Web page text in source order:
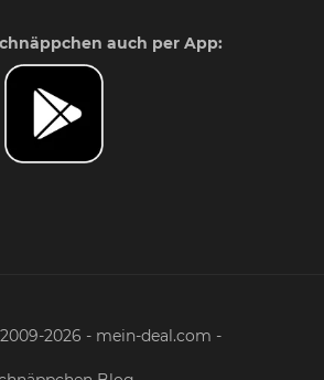
auch per App:
2026 - mein-deal.com -